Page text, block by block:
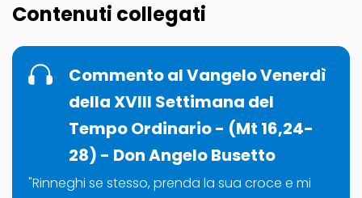
Contenuti collegati
Commento al Vangelo Venerdì
della XVIII Settimana del
Tempo Ordinario - (Mt 16,24-
28) - Don Angelo Busetto
"Rinneghi se stesso, prenda la sua croce e mi